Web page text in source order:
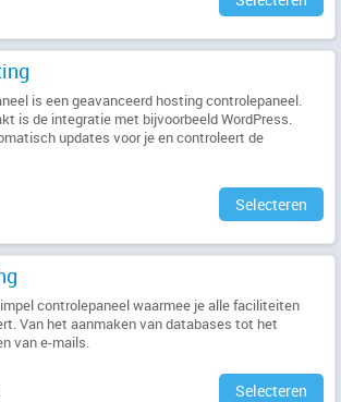
is een geavanceerd hosting controlepaneel.
is de integratie met bijvoorbeeld WordPress.
updates voor je en controleert de
Selecteren
controlepaneel waarmee je alle faciliteiten
Van het aanmaken van databases tot het
van e-mails.
Selecteren